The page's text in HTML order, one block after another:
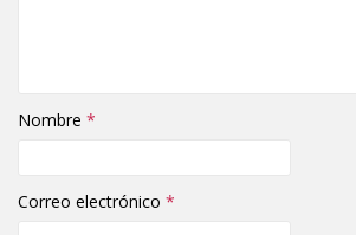
Nombre *
Correo electrónico *